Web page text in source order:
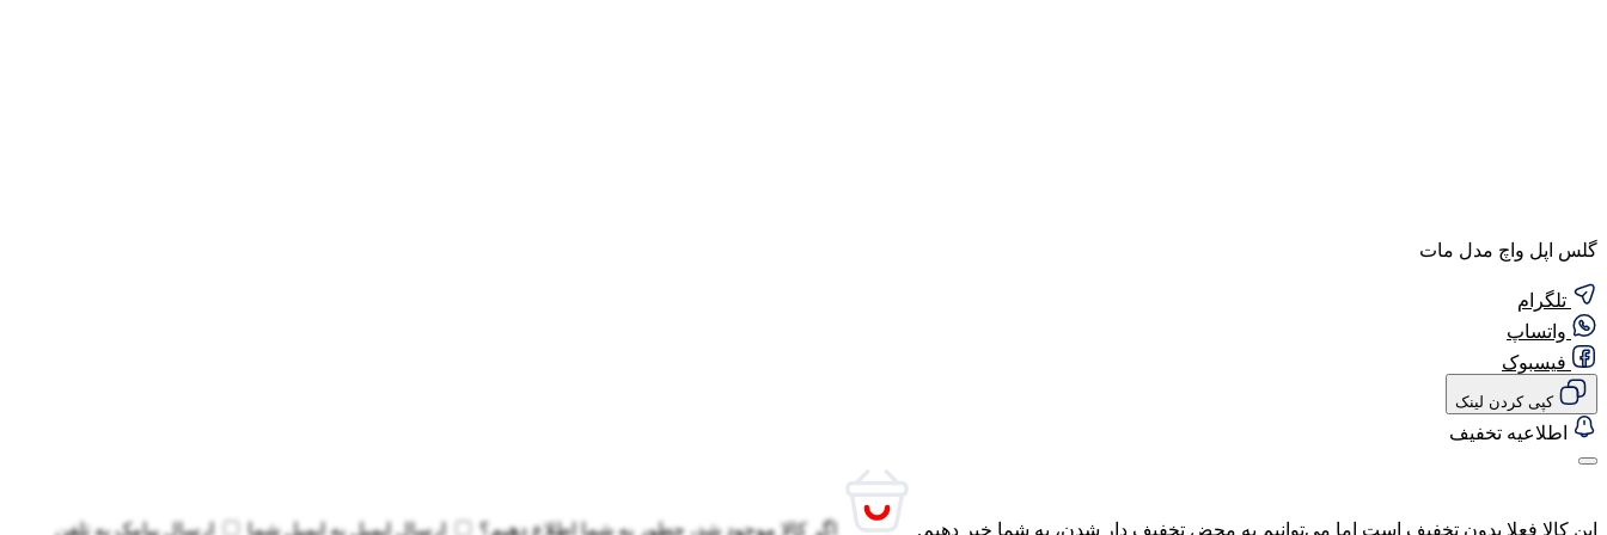
گلس اپل واچ مدل مات
تلگرام
واتساپ
فیسبوک
کپی کردن لینک
اطلاعیه تخفیف
این کالا فعلا بدون تخفیف است اما می‌توانیم به محض تخفیف دار شدن، به شما خبر دهیم. اگر کالا موجود شد، چطور به شما اطلاع دهیم؟ ارسال ایمیل به ایمیل شما ارسال پیامک به تلفن